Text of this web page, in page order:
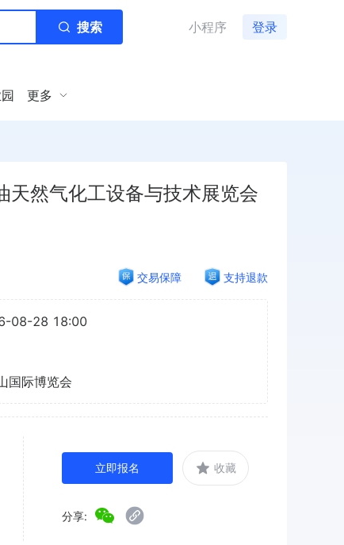
搜索 小程序 登录
更多
然气化工设备与技术展览会
交易保障 支持退款
08-28 18:00
国际博览会
立即报名 收藏
分享: